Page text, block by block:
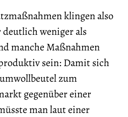
klingen also
weniger als
manche Maßnahmen
sein: Damit sich
zum
gegenüber einer
man laut einer